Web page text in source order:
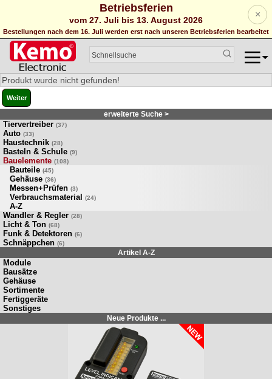
Betriebsferien
vom 27. Juli bis 13. August 2026
Bestellungen nach dem 16. Juli werden erst nach unseren Betriebsferien bearbeitet
×
Produkt wurde nicht gefunden!
Weiter
erweiterte Suche >
Tiervertreiber (37)
Auto (33)
Haustechnik (28)
Basteln & Schule (9)
Bauelemente (108)
Bauteile (45)
Gehäuse (36)
Messen+Prüfen (3)
Verbrauchsmaterial (24)
A-Z
Wandler & Regler (28)
Licht & Ton (68)
Funk & Detektoren (6)
Schnäppchen (6)
Artikel A-Z
Module
Bausätze
Gehäuse
Sortimente
Fertiggeräte
Sonstiges
Neue Produkte ...